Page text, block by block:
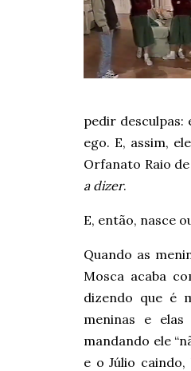
pedir desculpas:
ego. E, assim,
Orfanato Raio
a dizer.
E, então, nasce
Quando as
Mosca acaba
dizendo que é
meninas e
mandando ele
e o Júlio